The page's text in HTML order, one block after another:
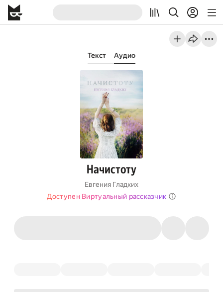
Текст Аудио
Начистоту
Евгения Гладких
Доступен Виртуальный рассказчик